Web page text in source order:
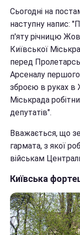
Сьогодні на
наступну напис:
п'яту річницю
Київської
перед
Арсеналу
зброєю в руках в
Міськрада
депутатів".
Вважається, що
гармата, з якої
військам
Київська